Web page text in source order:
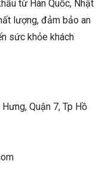
từ Hàn Quốc, Nhật
lượng, đảm bảo an
sức khỏe khách
Quận 7, Tp Hồ